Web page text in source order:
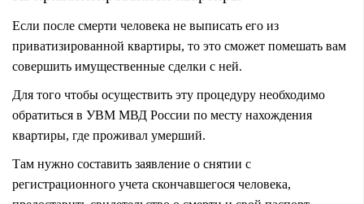
Если после смерти человека не выписать его из
приватизированной квартиры, то это сможет помешать вам
совершить имущественные сделки с ней.
Для того чтобы осуществить эту процедуру необходимо
обратиться в УВМ МВД России по месту нахождения
квартиры, где проживал умерший.
Там нужно составить заявление о снятии с
регистрационного учета скончавшегося человека,